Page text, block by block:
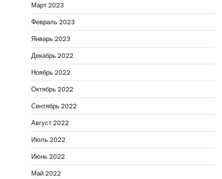
Март 2023
Февраль 2023
Январь 2023
Декабрь 2022
Ноябрь 2022
Октябрь 2022
Сентябрь 2022
Август 2022
Июль 2022
Июнь 2022
Май 2022